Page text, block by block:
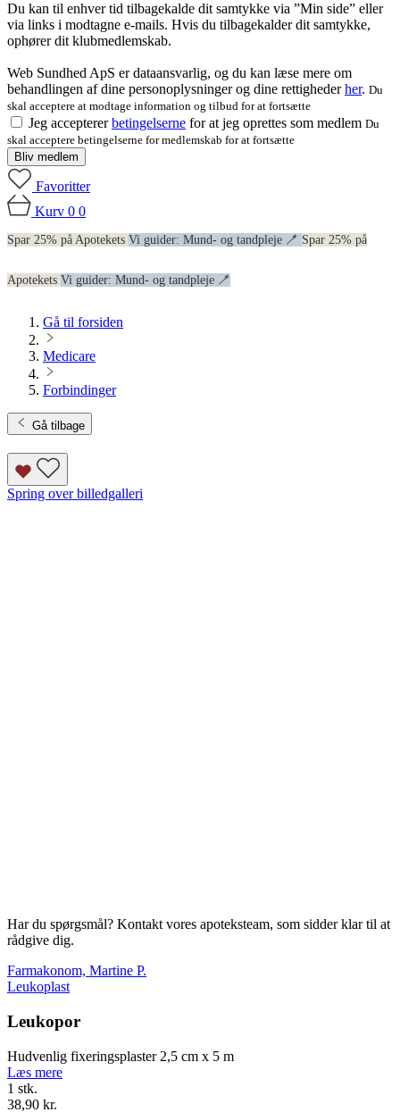
Du kan til enhver tid tilbagekalde dit samtykke via ”Min side” eller
via links i modtagne e-mails. Hvis du tilbagekalder dit samtykke,
ophører dit klubmedlemskab.
Web Sundhed ApS er dataansvarlig, og du kan læse mere om
behandlingen af dine personoplysninger og dine rettighederher. Du
skal acceptere at modtage information og tilbud for at fortsætte
Jeg acceptererbetingelserne for at jeg oprettes som medlem Du
skal acceptere betingelserne for medlemskab for at fortsætte
Bliv medlem
Favoritter
Kurv 0 0
Spar 25% på Apotekets Vi guider: Mund- og tandpleje 🪥 Spar 25% på
Apotekets Vi guider: Mund- og tandpleje 🪥
Gå til forsiden
Medicare
Forbindinger
Gå tilbage
Spring over billedgalleri
Har du spørgsmål? Kontakt vores apoteksteam, som sidder klar til at
rådgive dig.
Farmakonom, Martine P.
Leukoplast
Leukopor
Hudvenlig fixeringsplaster 2,5 cm x 5 m
Læs mere
1 stk.
38,90 kr.